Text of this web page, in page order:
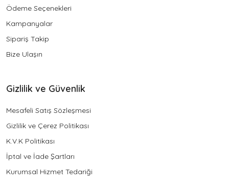
Ödeme Seçenekleri
Kampanyalar
Sipariş Takip
Bize Ulaşın
Gizlilik ve Güvenlik
Mesafeli Satış Sözleşmesi
Gizlilik ve Çerez Politikası
K.V.K Politikası
İptal ve İade Şartları
Kurumsal Hizmet Tedariği